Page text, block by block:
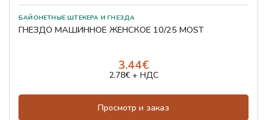
БАЙОНЕТНЫЕ ШТЕКЕРА И ГНЕЗДА
ГНЕЗДО МАШИННОЕ ЖЕНСКОЕ 10/25 MOST
3.44€
2.78€ + НДС
Просмотр и заказ